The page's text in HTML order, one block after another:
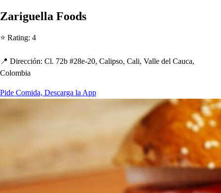
Zariguella Foods
⭐ Rating: 4
📍 Dirección: Cl. 72b #28e-20, Calipso, Cali, Valle del Cauca,
Colombia
Pide Comida, Descarga la App